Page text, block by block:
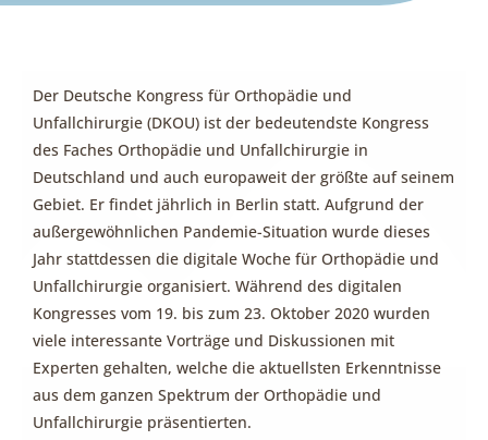
Der Deutsche Kongress für Orthopädie und
Unfallchirurgie (DKOU) ist der bedeutendste Kongress
des Faches Orthopädie und Unfallchirurgie in
Deutschland und auch europaweit der größte auf seinem
Gebiet. Er findet jährlich in Berlin statt. Aufgrund der
außergewöhnlichen Pandemie-Situation wurde dieses
Jahr stattdessen die digitale Woche für Orthopädie und
Unfallchirurgie organisiert. Während des digitalen
Kongresses vom 19. bis zum 23. Oktober 2020 wurden
viele interessante Vorträge und Diskussionen mit
Experten gehalten, welche die aktuellsten Erkenntnisse
aus dem ganzen Spektrum der Orthopädie und
Unfallchirurgie präsentierten.